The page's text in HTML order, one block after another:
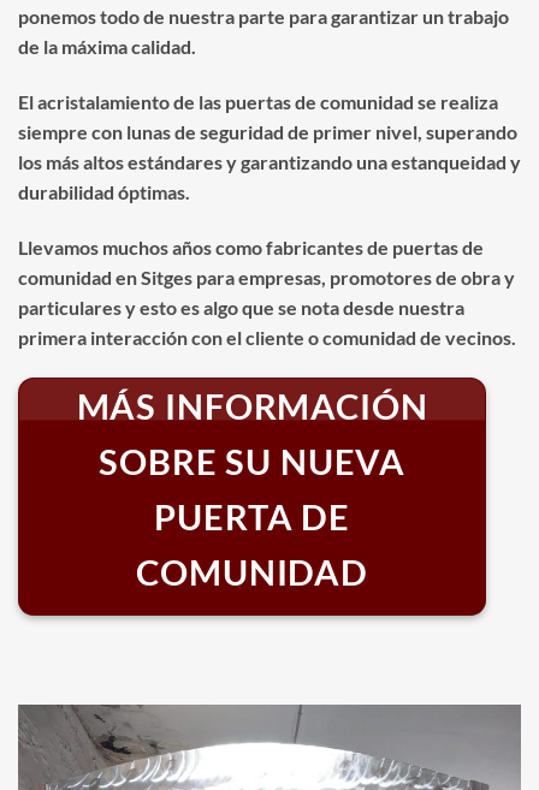
ponemos todo de nuestra parte para garantizar un trabajo
de la máxima calidad.
El acristalamiento de las puertas de comunidad se realiza
siempre con lunas de seguridad de primer nivel, superando
los más altos estándares y garantizando una estanqueidad y
durabilidad óptimas.
Llevamos muchos años como fabricantes de puertas de
comunidad en Sitges para empresas, promotores de obra y
particulares y esto es algo que se nota desde nuestra
primera interacción con el cliente o comunidad de vecinos.
MÁS INFORMACIÓN
SOBRE SU NUEVA
PUERTA DE
COMUNIDAD